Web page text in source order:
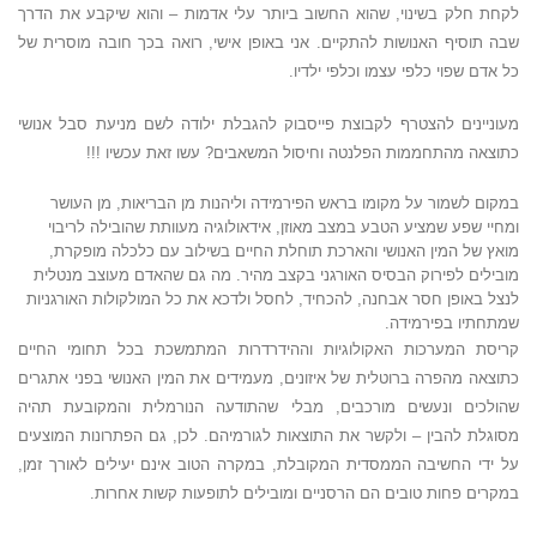
לקחת חלק בשינוי, שהוא החשוב ביותר עלי אדמות – והוא שיקבע את הדרך
שבה תוסיף האנושות להתקיים. אני באופן אישי, רואה בכך חובה מוסרית של
כל אדם שפוי כלפי עצמו וכלפי ילדיו.
מעוניינים להצטרף לקבוצת פייסבוק להגבלת ילודה לשם מניעת סבל אנושי
כתוצאה מהתחממות הפלנטה וחיסול המשאבים? עשו זאת עכשיו !!!
במקום לשמור על מקומו בראש הפירמידה וליהנות מן הבריאות, מן העושר
ומחיי שפע שמציע הטבע במצב מאוזן, אידאולוגיה מעוותת שהובילה לריבוי
מואץ של המין האנושי והארכת תוחלת החיים בשילוב עם כלכלה מופקרת,
מובילים לפירוק הבסיס האורגני בקצב מהיר. מה גם שהאדם מעוצב מנטלית
לנצל באופן חסר אבחנה, להכחיד, לחסל ולדכא את כל המולקולות האורגניות
שמתחתיו בפירמידה.
קריסת המערכות האקולוגיות וההידרדרות המתמשכת בכל תחומי החיים
כתוצאה מהפרה ברוטלית של איזונים, מעמידים את המין האנושי בפני אתגרים
שהולכים ונעשים מורכבים, מבלי שהתודעה הנורמלית והמקובעת תהיה
מסוגלת להבין – ולקשר את התוצאות לגורמיהם. לכן, גם הפתרונות המוצעים
על ידי החשיבה הממסדית המקובלת, במקרה הטוב אינם יעילים לאורך זמן,
במקרים פחות טובים הם הרסניים ומובילים לתופעות קשות אחרות.